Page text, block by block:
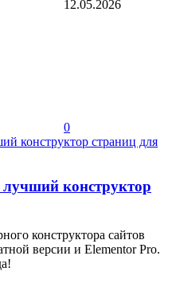
12.05.2026
0
конструктор
конструктора сайтов
версии и Elementor Pro.